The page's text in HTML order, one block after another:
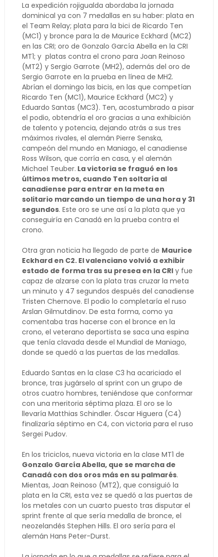
La expedición rojigualda abordaba la jornada
dominical ya con 7 medallas en su haber: plata en
el Team Relay; plata para la bici de Ricardo Ten
(MC1) y bronce para la de Maurice Eckhard (MC2)
en las CRI; oro de Gonzalo García Abella en la CRI
MT1; y platas contra el crono para Joan Reinoso
(MT2) y Sergio Garrote (MH2), además del oro de
Sergio Garrote en la prueba en línea de MH2.
Abrían el domingo las bicis, en las que competían
Ricardo Ten (MC1), Maurice Eckhard (MC2) y
Eduardo Santas (MC3). Ten, acostumbrado a pisar
el podio, obtendría el oro gracias a una exhibición
de talento y potencia, dejando atrás a sus tres
máximos rivales, el alemán Pierre Senska,
campeón del mundo en Maniago, el canadiense
Ross Wilson, que corría en casa, y el alemán
Michael Teuber. La victoria se fraguó en los
últimos metros, cuando Ten soltaría al
canadiense para entrar en la meta en
solitario marcando un tiempo de una hora y 31
segundos. Este oro se une así a la plata que ya
conseguiría en Canadá en la prueba contra el
crono.
Otra gran noticia ha llegado de parte de Maurice
Eckhard en C2. El valenciano volvió a exhibir
estado de forma tras su presea en la CRIy fue
capaz de alzarse con la plata tras cruzar la meta
un minuto y 47 segundos después del canadiense
Tristen Chernove. El podio lo completaría el ruso
Arslan Gilmutdinov. De esta forma, como ya
comentaba tras hacerse con el bronce en la
crono, el veterano deportista se saca una espina
que tenía clavada desde el Mundial de Maniago,
donde se quedó a las puertas de las medallas.
Eduardo Santas en la clase C3 ha acariciado el
bronce, tras jugárselo al sprint con un grupo de
otros cuatro hombres, teniéndose que conformar
con una meritoria séptima plaza. El oro se lo
llevaría Matthias Schindler. Óscar Higuera (C4)
finalizaría séptimo en C4, con victoria para el ruso
Sergei Pudov.
En los triciclos, nueva victoria en la clase MT1 de
Gonzalo García Abella, que se marcha de
Canadá con dos oros más en su palmarés.
Mientas, Joan Reinoso (MT2), que consiguió la
plata en la CRI, esta vez se quedó a las puertas de
los metales con un cuarto puesto tras disputar el
sprint frente al que sería medalla de bronce, el
neozelandés Stephen Hills. El oro sería para el
alemán Hans Peter-Durst.